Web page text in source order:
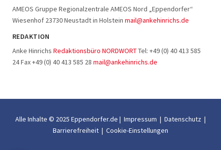
AMEOS Gruppe Regionalzentrale AMEOS Nord „Eppendorfer“
Wiesenhof 23730 Neustadt in Holstein mail@ankehinrichs.de
REDAKTION
Anke Hinrichs Redaktionsbüro NORDWORTTel: +49 (0) 40 413 585
24 Fax +49 (0) 40 413 585 28 mail@ankehinrichs.de
Alle Inhalte © 2025 Eppendorfer.de | Impressum | Datenschutz |
Barrierefreiheit | Cookie-Einstellungen